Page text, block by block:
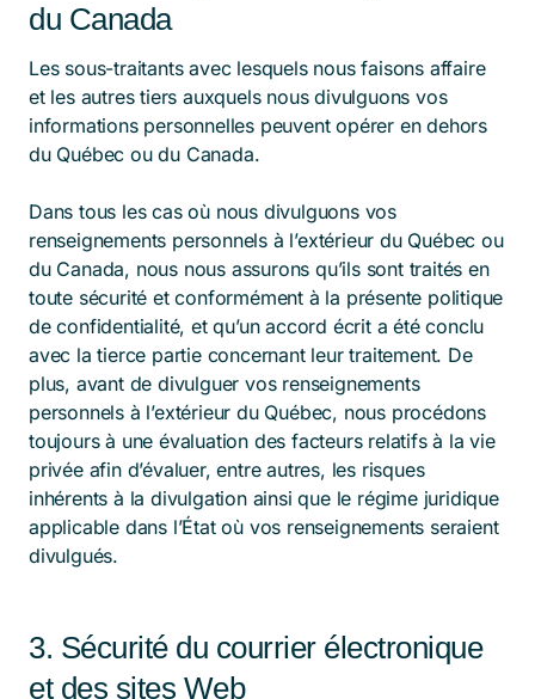
du Canada
Les sous-traitants avec lesquels nous faisons affaire
et les autres tiers auxquels nous divulguons vos
informations personnelles peuvent opérer en dehors
du Québec ou du Canada.
Dans tous les cas où nous divulguons vos
renseignements personnels à l’extérieur du Québec ou
du Canada, nous nous assurons qu’ils sont traités en
toute sécurité et conformément à la présente politique
de confidentialité, et qu’un accord écrit a été conclu
avec la tierce partie concernant leur traitement. De
plus, avant de divulguer vos renseignements
personnels à l’extérieur du Québec, nous procédons
toujours à une évaluation des facteurs relatifs à la vie
privée afin d’évaluer, entre autres, les risques
inhérents à la divulgation ainsi que le régime juridique
applicable dans l’État où vos renseignements seraient
divulgués.
3. Sécurité du courrier électronique
et des sites Web